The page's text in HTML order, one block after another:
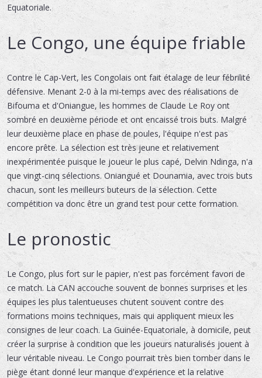
Equatoriale.
Le Congo, une équipe friable
Contre le Cap-Vert, les Congolais ont fait étalage de leur fébrilité
défensive. Menant 2-0 à la mi-temps avec des réalisations de
Bifouma et d'Oniangue, les hommes de Claude Le Roy ont
sombré en deuxième période et ont encaissé trois buts. Malgré
leur deuxième place en phase de poules, l'équipe n'est pas
encore prête. La sélection est très jeune et relativement
inexpérimentée puisque le joueur le plus capé, Delvin Ndinga, n'a
que vingt-cinq sélections. Oniangué et Dounamia, avec trois buts
chacun, sont les meilleurs buteurs de la sélection. Cette
compétition va donc être un grand test pour cette formation.
Le pronostic
Le Congo, plus fort sur le papier, n'est pas forcément favori de
ce match. La CAN accouche souvent de bonnes surprises et les
équipes les plus talentueuses chutent souvent contre des
formations moins techniques, mais qui appliquent mieux les
consignes de leur coach. La Guinée-Equatoriale, à domicile, peut
créer la surprise à condition que les joueurs naturalisés jouent à
leur véritable niveau. Le Congo pourrait très bien tomber dans le
piège étant donné leur manque d'expérience et la relative